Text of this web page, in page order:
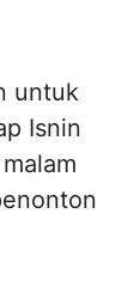
untuk
Isnin